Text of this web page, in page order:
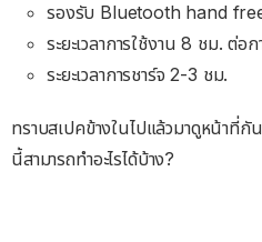
รองรับ Bluetooth hand
ระยะเวลาการใช้งาน 8 ชม. ต่อ
ระยะเวลาการชาร์จ 2-3 ชม.
ทราบสเปคข้างในไปแล้วมาดูหน้าที่
นี้สามารถทำอะไรได้บ้าง?